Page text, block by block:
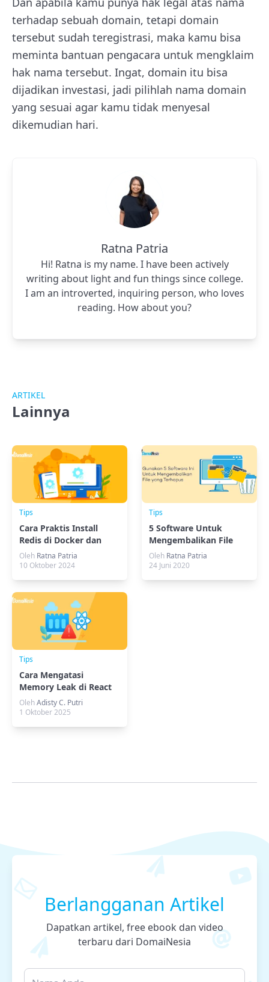
terhadap sebuah domain, tetapi domain
tersebut sudah teregistrasi, maka kamu bisa
meminta bantuan pengacara untuk mengklaim
hak nama tersebut. Ingat, domain itu bisa
dijadikan investasi, jadi pilihlah nama domain
yang sesuai agar kamu tidak menyesal
dikemudian hari.
Ratna Patria
Hi! Ratna is my name. I have been actively
writing about light and fun things since college.
I am an introverted, inquiring person, who loves
reading. How about you?
ARTIKEL
Lainnya
Tips
Cara Praktis Install
Redis di Docker dan
Temukan Manfaatnya
Oleh Ratna Patria
10 Oktober 2024
Tips
5 Software Untuk
Mengembalikan File
yang Terhapus
Oleh Ratna Patria
24 Juni 2020
Tips
Cara Mengatasi
Memory Leak di React
untuk Performa
Aplikasi yang Optimal
OlehAdisty C. Putri
1 Oktober 2025
Berlangganan Artikel
Dapatkan artikel, free ebook dan video
terbaru dari DomaiNesia